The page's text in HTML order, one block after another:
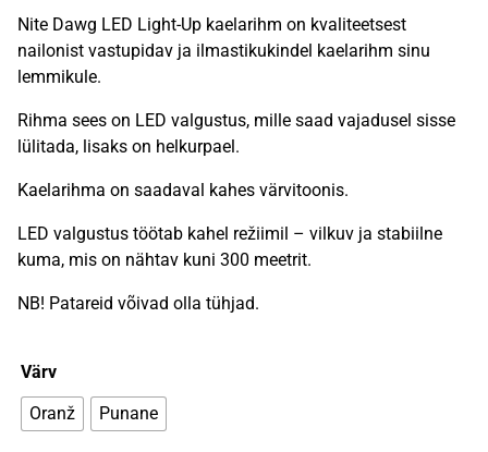
oli:
on:
Nite Dawg LED Light-Up kaelarihm on kvaliteetsest
nailonist vastupidav ja ilmastikukindel kaelarihm sinu
lemmikule.
Rihma sees on LED valgustus, mille saad vajadusel sisse
lülitada, lisaks on helkurpael.
Kaelarihma on saadaval kahes värvitoonis.
LED valgustus töötab kahel režiimil – vilkuv ja stabiilne
kuma, mis on nähtav kuni 300 meetrit.
NB! Patareid võivad olla tühjad.
Värv
Oranž Punane